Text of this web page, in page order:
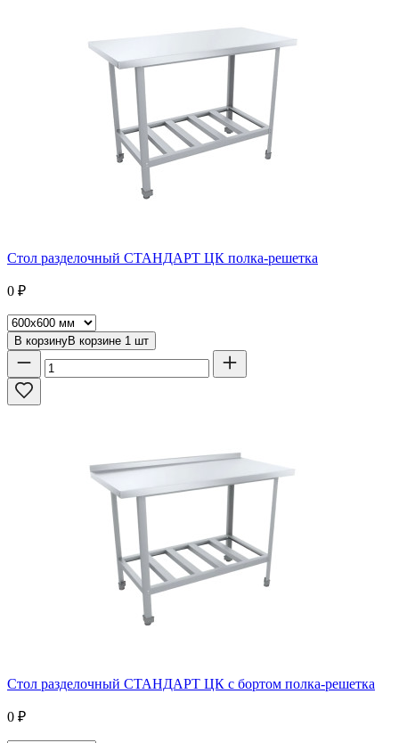
Стол разделочный СТАНДАРТ ЦК полка-решетка
0 ₽
В корзинуВ корзине 1 шт
Стол разделочный СТАНДАРТ ЦК с бортом полка-решетка
0 ₽